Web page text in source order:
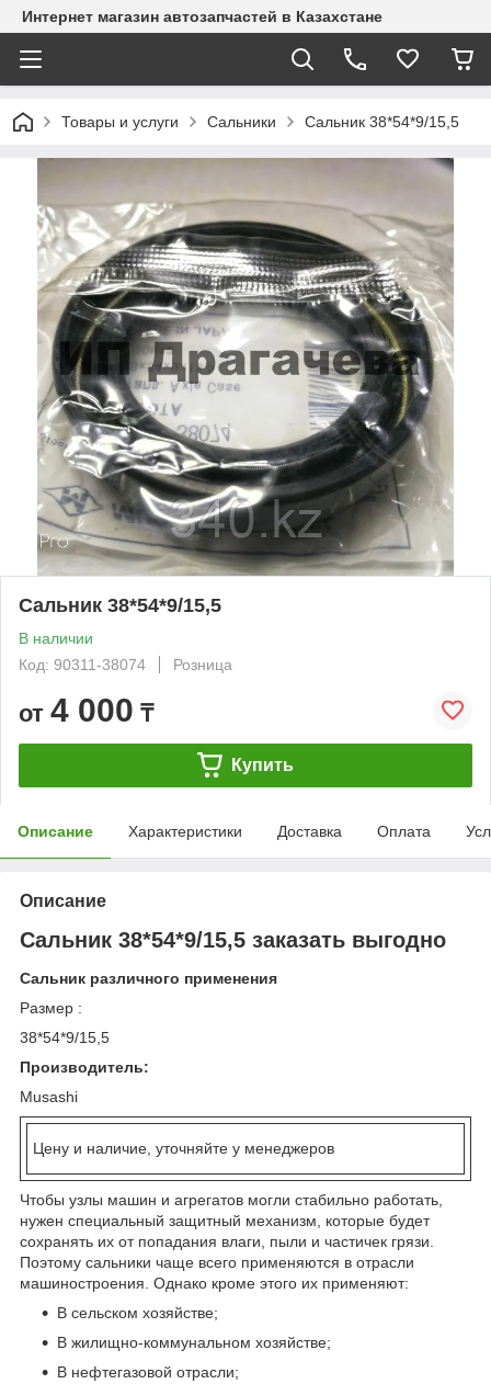
Интернет магазин автозапчастей в Казахстане
Товары и услуги Сальники Сальник 38*54*9/15,5
Сальник 38*54*9/15,5
В наличии
Код: 90311-38074
Розница
от 4 000 ₸
Купить
Описание Характеристики Доставка Оплата
Описание
Сальник 38*54*9/15,5 заказать выгодно
Сальник различного применения
Размер :
38*54*9/15,5
Производитель:
Musashi
Цену и наличие, уточняйте у менеджеров
Чтобы узлы машин и агрегатов могли стабильно работать,
нужен специальный защитный механизм, которые будет
сохранять их от попадания влаги, пыли и частичек грязи.
Поэтому сальники чаще всего применяются в отрасли
машиностроения. Однако кроме этого их применяют:
В сельском хозяйстве;
В жилищно-коммунальном хозяйстве;
В нефтегазовой отрасли;